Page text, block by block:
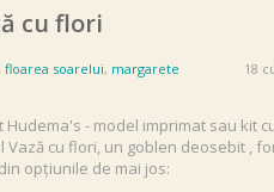
cu flori
,floarea soarelui, margarete 18
Hudema's - model imprimat sau kit
Vază cu flori, un goblen deosebit ,
opțiunile de mai jos: